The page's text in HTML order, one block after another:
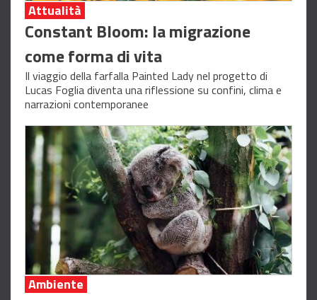
Attualità
Constant Bloom: la migrazione
come forma di vita
Il viaggio della farfalla Painted Lady nel progetto di
Lucas Foglia diventa una riflessione su confini, clima e
narrazioni contemporanee
Ambiente